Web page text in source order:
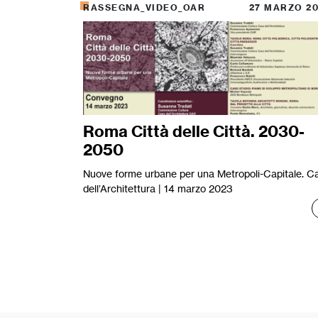
RASSEGNA_VIDEO_OAR 27 MARZO
Roma Città delle Città. 2030-
2050
Nuove forme urbane per una Metropoli-Capitale.
dell’Architettura | 14 marzo 2023